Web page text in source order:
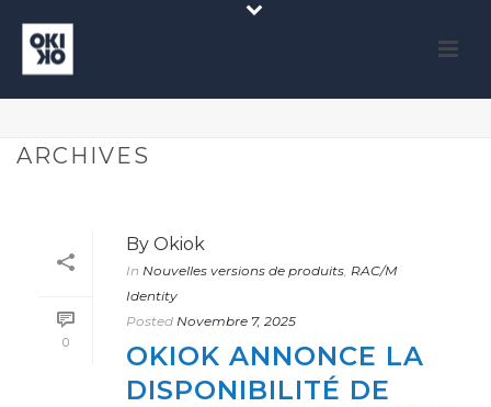
ARCHIVES
0
By Okiok
In Nouvelles versions de produits, RAC/M
Identity
Posted Novembre 7, 2025
OKIOK ANNONCE LA
DISPONIBILITÉ DE